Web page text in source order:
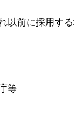
以前に採用する
等